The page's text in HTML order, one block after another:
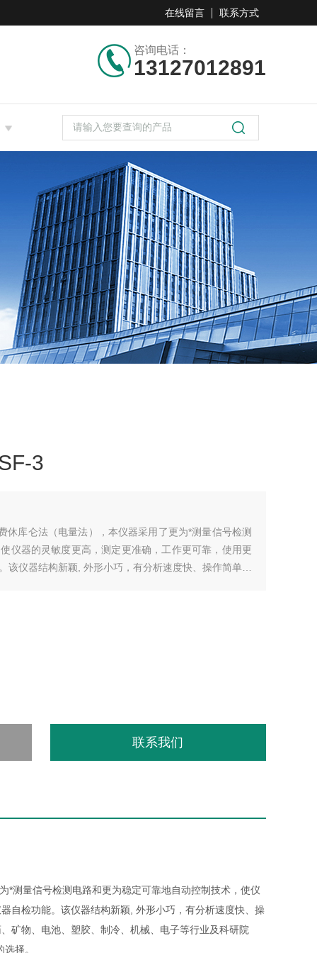
在线留言 联系方式
咨询电话：
13127012891
3
库仑法（电量法），本仪器采用了更为*测量信号检测
仪器的灵敏度更高，测定更准确，工作更可靠，使用更
该仪器结构新颖, 外形小巧，有分析速度快、操作简单、
联系我们
测量信号检测电路和更为稳定可靠地自动控制技术，使仪
自检功能。该仪器结构新颖, 外形小巧，有分析速度快、操
矿物、电池、塑胶、制冷、机械、电子等行业及科研院
择。